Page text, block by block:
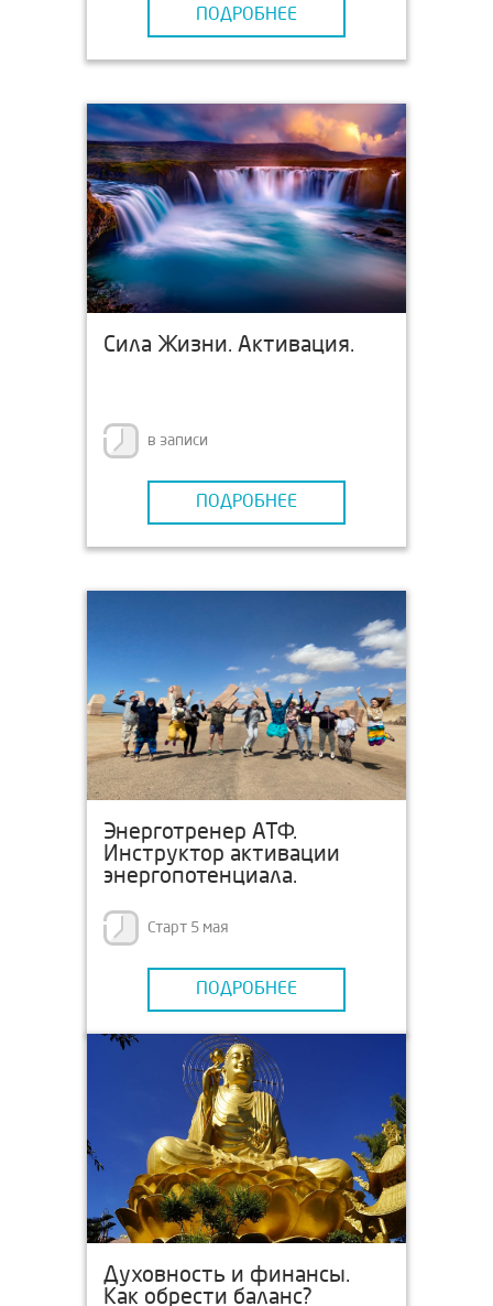
ПОДРОБНЕЕ
Сила Жизни. Активация.
в записи
ПОДРОБНЕЕ
Энерготренер АТФ.
Инструктор активации
энергопотенциала.
Старт 5 мая
ПОДРОБНЕЕ
Духовность и финансы.
Как обрести баланс?